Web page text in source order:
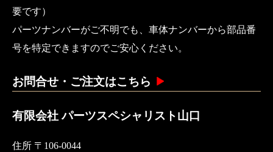
要です）
パーツナンバーがご不明でも、車体ナンバーから部品番
号を特定できますのでご安心ください。
お問合せ・ご注文はこちら
有限会社 パーツスペシャリスト山口
住所 〒106-0044